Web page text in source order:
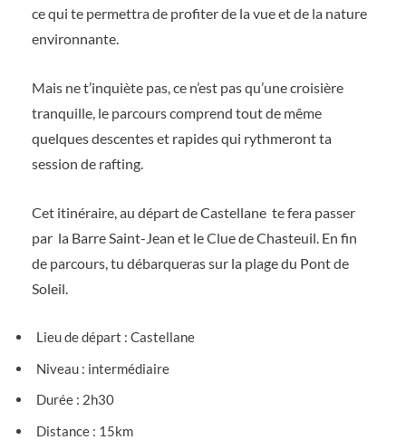
ce qui te permettra de profiter de la vue et de la nature
environnante.
Mais ne t’inquiète pas, ce n’est pas qu’une croisière
tranquille, le parcours comprend tout de même
quelques descentes et rapides qui rythmeront ta
session de rafting.
Cet itinéraire, au départ de Castellane te fera passer
par la Barre Saint-Jean et le Clue de Chasteuil. En fin
de parcours, tu débarqueras sur la plage du Pont de
Soleil.
Lieu de départ : Castellane
Niveau : intermédiaire
Durée : 2h30
Distance : 15km